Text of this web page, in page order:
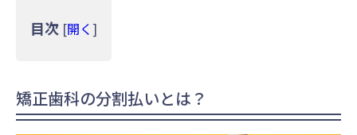
目次 [開く ]
矯正歯科の分割払いとは？